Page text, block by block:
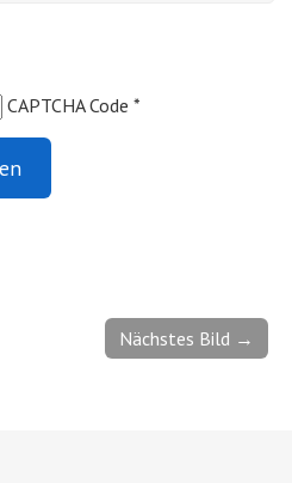
CAPTCHA Code *
Nächstes Bild →